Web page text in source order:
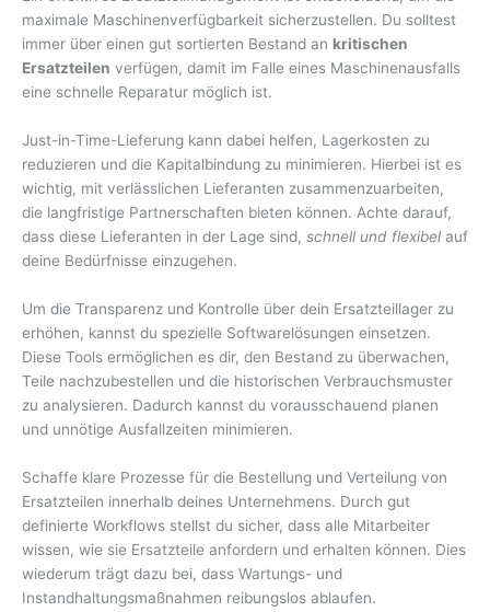
maximale Maschinenverfügbarkeit sicherzustellen. Du solltest
immer über einen gut sortierten Bestand an kritischen
Ersatzteilen verfügen, damit im Falle eines Maschinenausfalls
eine schnelle Reparatur möglich ist.
Just-in-Time-Lieferung kann dabei helfen, Lagerkosten zu
reduzieren und die Kapitalbindung zu minimieren. Hierbei ist es
wichtig, mit verlässlichen Lieferanten zusammenzuarbeiten,
die langfristige Partnerschaften bieten können. Achte darauf,
dass diese Lieferanten in der Lage sind, schnell und flexibel auf
deine Bedürfnisse einzugehen.
Um die Transparenz und Kontrolle über dein Ersatzteillager zu
erhöhen, kannst du spezielle Softwarelösungen einsetzen.
Diese Tools ermöglichen es dir, den Bestand zu überwachen,
Teile nachzubestellen und die historischen Verbrauchsmuster
zu analysieren. Dadurch kannst du vorausschauend planen
und unnötige Ausfallzeiten minimieren.
Schaffe klare Prozesse für die Bestellung und Verteilung von
Ersatzteilen innerhalb deines Unternehmens. Durch gut
definierte Workflows stellst du sicher, dass alle Mitarbeiter
wissen, wie sie Ersatzteile anfordern und erhalten können. Dies
wiederum trägt dazu bei, dass Wartungs- und
Instandhaltungsmaßnahmen reibungslos ablaufen.